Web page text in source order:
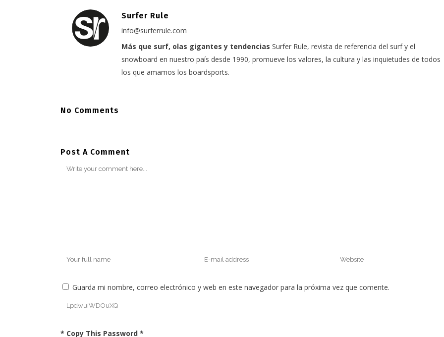
Surfer Rule
info@surferrule.com
Más que surf, olas gigantes y tendencias Surfer Rule, revista de referencia del surf y el
snowboard en nuestro país desde 1990, promueve los valores, la cultura y las inquietudes de todos
los que amamos los boardsports.
No Comments
Post A Comment
Guarda mi nombre, correo electrónico y web en este navegador para la próxima vez que comente.
* Copy This Password *